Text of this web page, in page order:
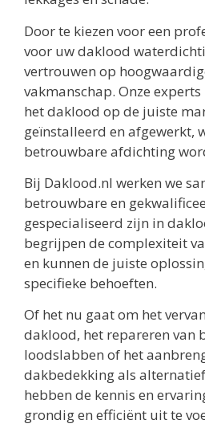
Door te kiezen voor een
voor uw daklood
vertrouwen op
vakmanschap. Onze
het daklood op de juiste
geïnstalleerd en afgewerkt,
betrouwbare afdichting
Bij Daklood.nl werken we
betrouwbare en
gespecialiseerd zijn in
begrijpen de complexiteit
en kunnen de juiste
specifieke behoeften.
Of het nu gaat om het
daklood, het repareren van
loodslabben of het
dakbedekking als
hebben de kennis en
grondig en efficiënt uit te